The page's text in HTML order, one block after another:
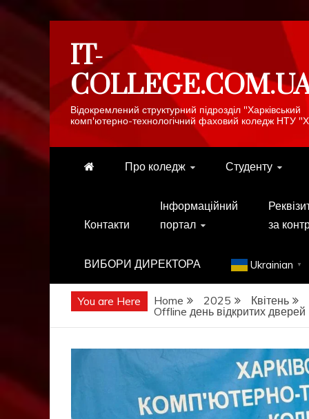
contentIT-
Відокремлений структурний підрозділ "Харківський
комп'ютерно-технологічний фаховий коледж НТУ
Про коледж Студенту
Контакти
Інформаційний
портал
за
ВИБОРИ ДИРЕКТОРА Ukrainian ▼
You are Here Home 2025 Квітень
Offline день відкритих